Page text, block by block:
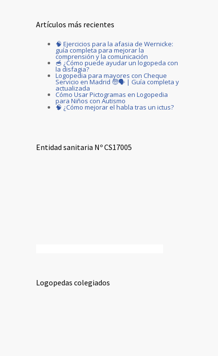
Artículos más recientes
🧠 Ejercicios para la afasia de Wernicke:
guía completa para mejorar la
comprensión y la comunicación
🥣 ¿Cómo puede ayudar un logopeda con
la disfagia?
Logopedia para mayores con Cheque
Servicio en Madrid 🧓🗣️ | Guía completa y
actualizada
Cómo Usar Pictogramas en Logopedia
para Niños con Autismo
🧠 ¿Cómo mejorar el habla tras un ictus?
Entidad sanitaria Nº CS17005
Logopedas colegiados